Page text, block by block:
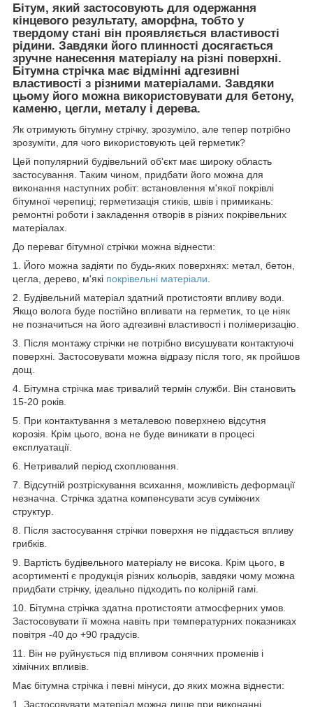
Бітум, який застосовують для одержання
кінцевого результату, аморфна, тобто у
твердому стані він проявляється властивості
рідини. Завдяки його плинності досягається
зручне нанесення матеріалу на різні поверхні.
Бітумна стрічка має відмінні адгезивні
властивості з різними матеріалами. Завдяки
цьому його можна використовувати для бетону,
каменю, цегли, металу і дерева.
Як отримують бітумну стрічку, зрозуміло, але тепер потрібно
зрозуміти, для чого використовують цей герметик?
Цей популярний будівельний об'єкт має широку область
застосування. Таким чином, придбати його можна для
виконання наступних робіт: встановлення м'якої покрівлі
бітумної черепиці; герметизація стиків, швів і примикань:
ремонтні роботи і закладення отворів в різних покрівельних
матеріалах.
До переваг бітумної стрічки можна віднести:
1. Його можна задіяти по будь-яких поверхнях: метал, бетон,
цегла, дерево, м'які покрівельні матеріали.
2. Будівельний матеріал здатний протистояти впливу води.
Якщо волога буде постійно впливати на герметик, то це ніяк
не позначиться на його адгезивні властивості і полімеризацію.
3. Після монтажу стрічки не потрібно висушувати контактуючі
поверхні. Застосовувати можна відразу після того, як пройшов
дощ.
4. Бітумна стрічка має тривалий термін служби. Він становить
15-20 років.
5. При контактування з металевою поверхнею відсутня
корозія. Крім цього, вона не буде виникати в процесі
експлуатації.
6. Нетривалий період схоплювання.
7. Відсутній розтріскування всихання, можливість деформації
незначна. Стрічка здатна компенсувати зсув суміжних
структур.
8. Після застосування стрічки поверхня не піддається впливу
грибків.
9. Вартість будівельного матеріалу не висока. Крім цього, в
асортименті є продукція різних кольорів, завдяки чому можна
придбати стрічку, ідеально підходить по колірній гамі.
10. Бітумна стрічка здатна протистояти атмосферних умов.
Застосовувати її можна навіть при температурних показниках
повітря -40 до +90 градусів.
11. Він не руйнується під впливом сонячних променів і
хімічних впливів.
Має бітумна стрічка і певні мінуси, до яких можна віднести:
1. Застосовувати матеріал можна лише при виконанні